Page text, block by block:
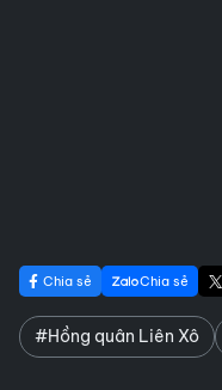
Chia sẻ Chia sẻ
#Hồng quân Liên Xô